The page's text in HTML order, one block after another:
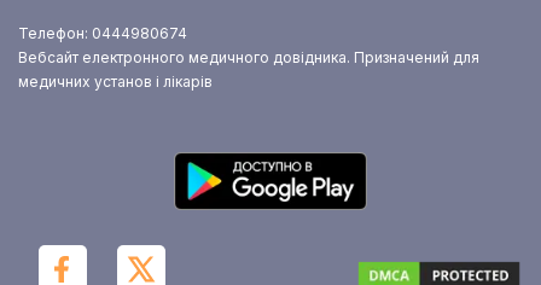
Телефон: 0444980674
Вебсайт електронного медичного довідника. Призначений для
медичних установ і лікарів